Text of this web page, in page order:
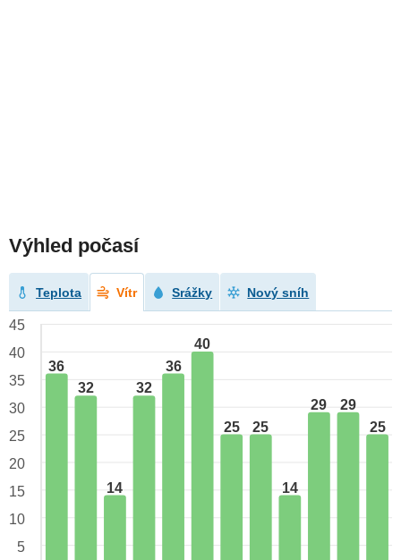
Výhled počasí
Teplota Vítr Srážky Nový sníh
36
32
14
32
36
40
25 25
14
29
29
25
45
40
35
30
25
20
15
10
5